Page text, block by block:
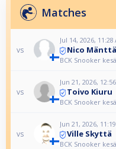
Matches
vs
Jul 14, 2026, 11:28
Nico
BCK Snooker
vs
Jun 21, 2026,
Toivo Kiuru
BCK Snooker
vs
Jun 21, 2026,
Ville Skyttä
BCK Snooker